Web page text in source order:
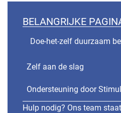
BELANGRIJKE
Doe-het-zelf duurzaam
Zelf aan de slag
Ondersteuning door
Hulp nodig? Ons team